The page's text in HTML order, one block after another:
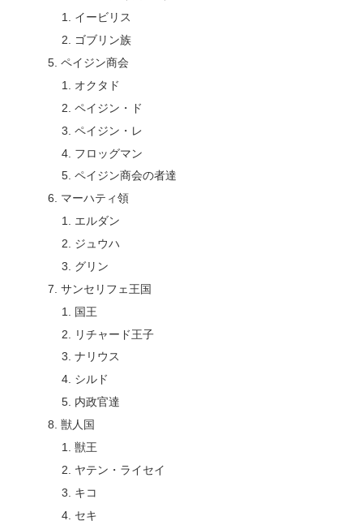
イービリス
ゴブリン族
ペイジン商会
オクタド
ペイジン・ド
ペイジン・レ
フロッグマン
ペイジン商会の者達
マーハティ領
エルダン
ジュウハ
グリン
サンセリフェ王国
国王
リチャード王子
ナリウス
シルド
内政官達
獣人国
獣王
ヤテン・ライセイ
キコ
セキ